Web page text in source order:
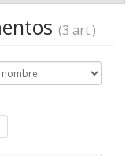
(3 art.)